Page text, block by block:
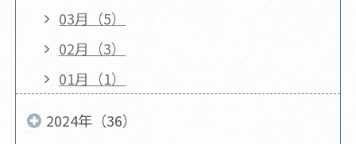
03月（5）
02月（3）
01月（1）
2024年（36）